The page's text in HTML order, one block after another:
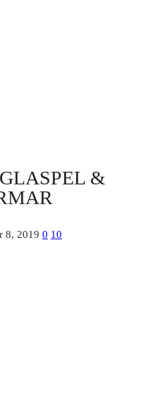
&
8, 2019 0 10